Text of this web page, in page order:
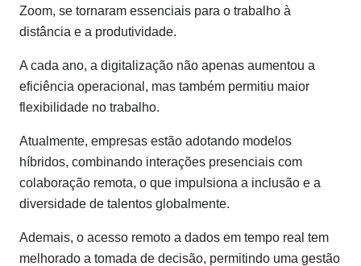
Zoom, se tornaram essenciais para o trabalho à
distância e a produtividade.
A cada ano, a digitalização não apenas aumentou a
eficiência operacional, mas também permitiu maior
flexibilidade no trabalho.
Atualmente, empresas estão adotando modelos
híbridos, combinando interações presenciais com
colaboração remota, o que impulsiona a inclusão e a
diversidade de talentos globalmente.
Ademais, o acesso remoto a dados em tempo real tem
melhorado a tomada de decisão, permitindo uma gestão